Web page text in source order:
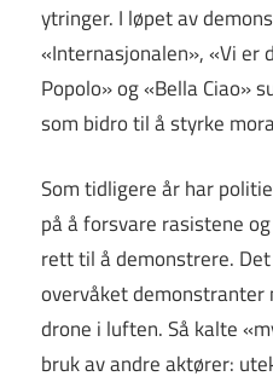
ytringer. I løpet av
«Internasjonalen», «Vi er
Popolo» og «Bella Ciao»
som bidro til å styrke
Som tidligere år har
på å forsvare rasistene
rett til å demonstrere.
overvåket demonstranter
drone i luften. Så kalte
bruk av andre aktører: